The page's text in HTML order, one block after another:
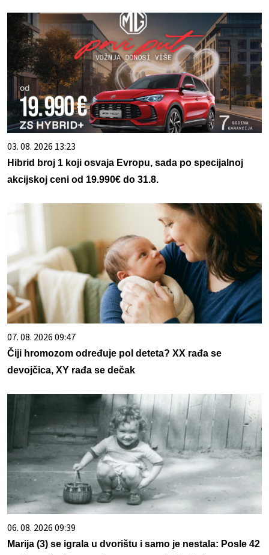
03. 08. 2026 13:23
Hibrid broj 1 koji osvaja Evropu, sada po specijalnoj
akcijskoj ceni od 19.990€ do 31.8.
07. 08. 2026 09:47
Čiji hromozom određuje pol deteta? XX rađa se
devojčica, XY rađa se dečak
06. 08. 2026 09:39
Marija (3) se igrala u dvorištu i samo je nestala: Posle 42